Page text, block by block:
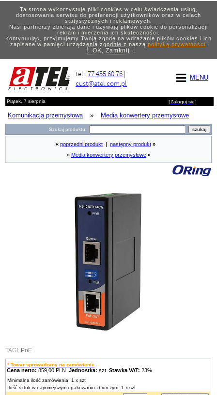
Ta strona wykorzystuje pliki cookies w celu świadczenia usług,
dostosowania serwisu do preferencji użytkowników oraz w celach
statystycznych i reklamowych.
Nasi partnerzy zbierają dane i używają plików cookie do personalizacji
reklam i mierzenia ich skuteczności.
Kontynuując, przyjmujemy Twoją zgodę na wdrażanie plików cookies i ich
zapisane w pamięci urządzenia zgodnie z naszą polityką prywatności.
OK, Zamknij
MENU
tel.:77 455 60 76 |
cust@atel.com.pl
Piątek, 7 sierpnia [Zaloguj się]
Komunikacja przemysłowa » Media konwertery przemysłowe
Szukaj produktu:
« poprzedni produkt następny produkt »
» Media konwertery przemysłowe «
TAGI: PoE
* Towar sprowadzany na zamówienie
Cena netto: 859,00 PLNJednostka: sztStawka VAT: 23%
Minimalna ilość zamówienia: 1 x szt
Ilość sztuk w najmniejszym opakowaniu zbiorczym: 1 x szt